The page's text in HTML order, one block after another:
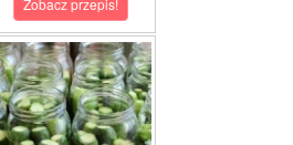
Zobacz przepis!